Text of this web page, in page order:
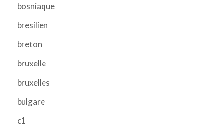
bosniaque
bresilien
breton
bruxelle
bruxelles
bulgare
c1